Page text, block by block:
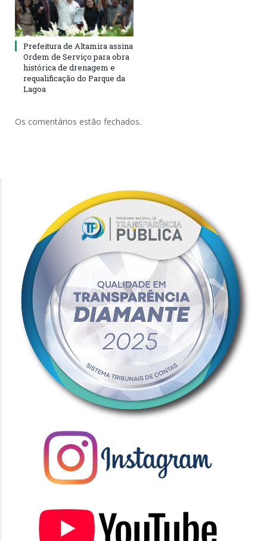
Prefeitura de Altamira assina
Ordem de Serviço para obra
histórica de drenagem e
requalificação do Parque da
Lagoa
Os comentários estão fechados.